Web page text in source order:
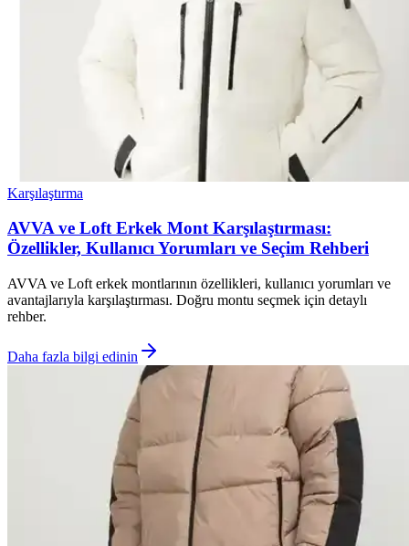
Karşılaştırma
AVVA ve Loft Erkek Mont Karşılaştırması:
Özellikler, Kullanıcı Yorumları ve Seçim Rehberi
AVVA ve Loft erkek montlarının özellikleri, kullanıcı yorumları ve
avantajlarıyla karşılaştırması. Doğru montu seçmek için detaylı
rehber.
Daha fazla bilgi edinin